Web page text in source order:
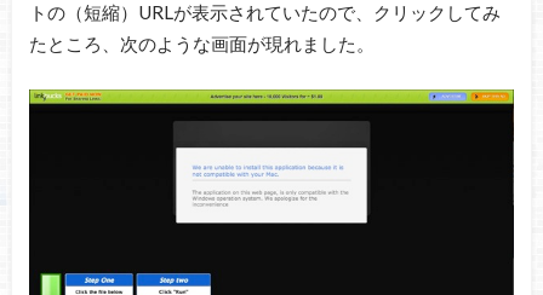
トの（短縮）URLが表示されていたので、クリックしてみ
たところ、次のような画面が現れました。